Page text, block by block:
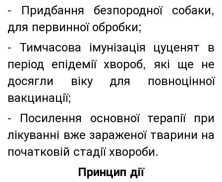
- Придбання безпородної собаки,
для первинної обробки;
- Тимчасова імунізація цуценят в
період епідемії хвороб, які ще не
досягли віку для повноцінної
вакцинації;
- Посилення основної терапії при
лікуванні вже зараженої тварини на
початковій стадії хвороби.
Принцип дії